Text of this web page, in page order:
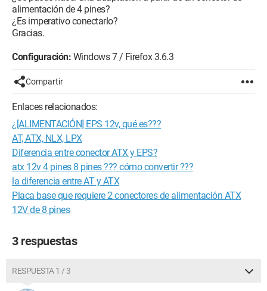
alimentación de 4 pines?
¿Es imperativo conectarlo?
Gracias.
Configuración: Windows 7 / Firefox 3.6.3
Compartir
Enlaces relacionados:
¿[ALIMENTACIÓN] EPS 12v, qué es???
AT, ATX, NLX, LPX
Diferencia entre conector ATX y EPS?
atx 12v 4 pines 8 pines ??? cómo convertir ???
la diferencia entre AT y ATX
Placa base que requiere 2 conectores de alimentación ATX
12V de 8 pines
3 respuestas
RESPUESTA 1 / 3